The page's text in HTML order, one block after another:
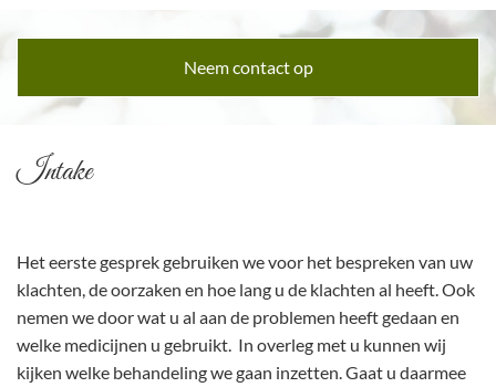
Neem contact op
Intake
Het eerste gesprek gebruiken we voor het bespreken van uw
klachten, de oorzaken en hoe lang u de klachten al heeft. Ook
nemen we door wat u al aan de problemen heeft gedaan en
welke medicijnen u gebruikt. In overleg met u kunnen wij
kijken welke behandeling we gaan inzetten. Gaat u daarmee